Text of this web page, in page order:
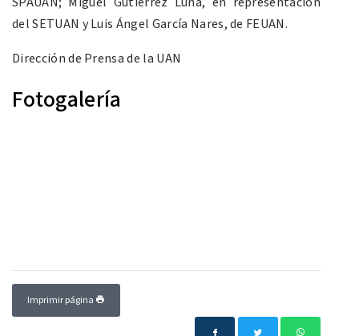
del SETUAN y Luis Ángel García Nares, de FEUAN.
Dirección de Prensa de la UAN
Fotogalería
Imprimir página